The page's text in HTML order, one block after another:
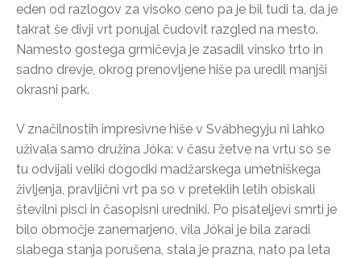
eden od razlogov za visoko ceno pa je bil tudi ta, da je
takrat še divji vrt ponujal čudovit razgled na mesto.
Namesto gostega grmičevja je zasadil vinsko trto in
sadno drevje, okrog prenovljene hiše pa uredil manjši
okrasni park.
V značilnostih impresivne hiše v Svábhegyju ni lahko
uživala samo družina Jóka: v času žetve na vrtu so se
tu odvijali veliki dogodki madžarskega umetniškega
življenja, pravljični vrt pa so v preteklih letih obiskali
številni pisci in časopisni uredniki. Po pisateljevi smrti je
bilo območje zanemarjeno, vila Jókai je bila zaradi
slabega stanja porušena, stala je prazna, nato pa leta